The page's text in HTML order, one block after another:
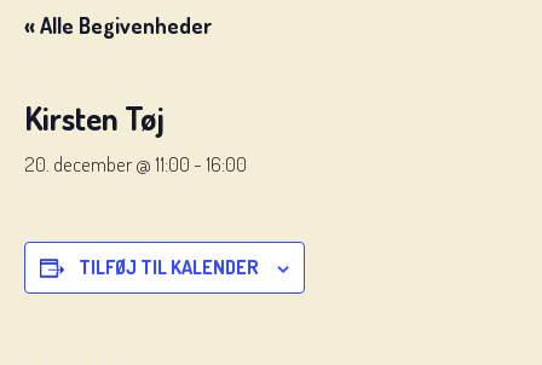
« Alle Begivenheder
Kirsten Tøj
20. december @ 11:00 -16:00
TILFØJ TIL KALENDER